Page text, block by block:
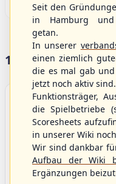
Germany
17 Vereine im S/
Bargenstedt
Beavers
Seit den
in Hamburg und
getan.
In unserer
einen ziemlich
die es mal gab
jetzt noch aktiv sind.
Funktionsträger,
die Spielbetriebe
Scoresheets
in unserer Wiki
Wir sind dankbar
Aufbau der Wiki
Ergänzungen